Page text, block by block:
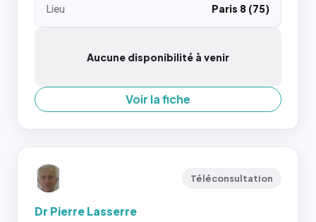
Lieu
Paris 8 (75)
Aucune disponibilité à venir
Voir la fiche
Téléconsultation
Dr Pierre Lasserre